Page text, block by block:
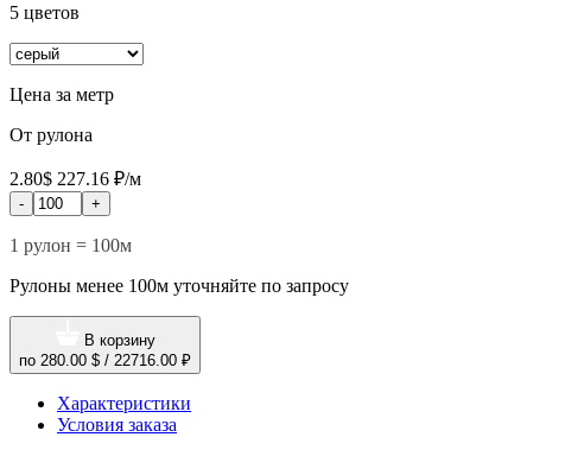
5 цветов
Цена за метр
От рулона
2.80$ 227.16 ₽/м
- +
1 рулон = 100м
Рулоны менее 100м уточняйте по запросу
В корзину
по 280.00 $ / 22716.00 ₽
Характеристики
Условия заказа